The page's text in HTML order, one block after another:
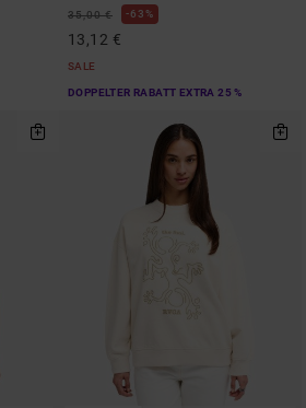
35,00 € 63%
13,12 €
SALE
DOPPELTER RABATT EXTRA 25 %